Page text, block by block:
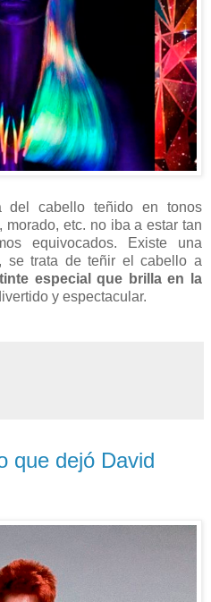
del cabello teñido en tonos
etc. no iba a estar tan
equivocados. Existe una
se trata de teñir el cabello a
tinte especial que brilla en la
y espectacular.
que dejó David